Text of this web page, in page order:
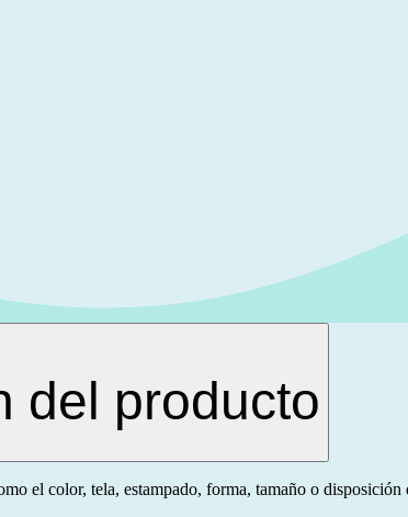
del producto
el color, tela, estampado, forma, tamaño o